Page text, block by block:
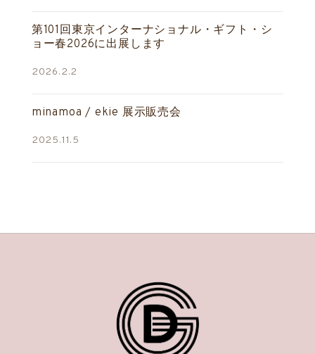
第101回東京インターナショナル・ギフト・シ
ョー春2026に出展します
2026.2.2
minamoa / ekie 展示販売会
2025.11.5